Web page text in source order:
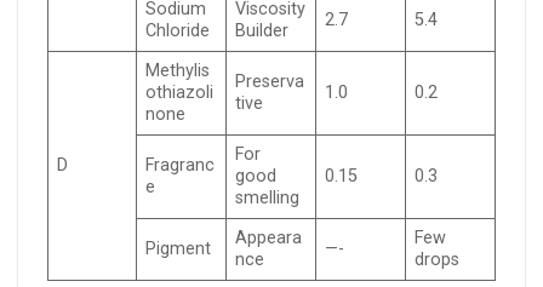
Sodium
Chloride
Viscosity
Builder
2.7 5.4
D
Methylis
othiazoli
none
Preserva
tive
1.0 0.2
Fragranc
e
For
good
smelling
0.15 0.3
Pigment
Appeara
nce
—-
Few
drops